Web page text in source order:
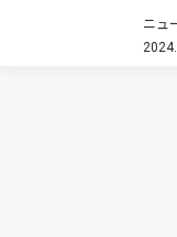
子運
端紫
ニュ